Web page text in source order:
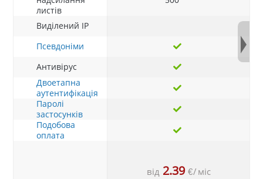
листів
Виділений IP
Псевдоніми
Антивірус
Двоетапна
аутентифікація
Паролі
застосунків
Подобова
оплата
від 2.39 €/ міс